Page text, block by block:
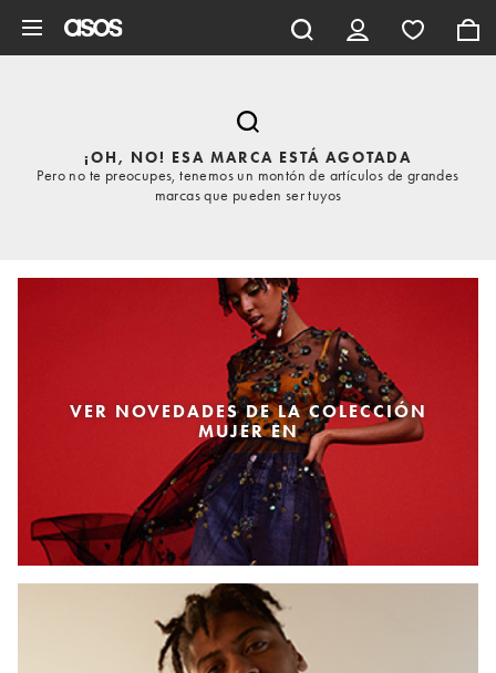
¡OH, NO! ESA MARCA ESTÁ AGOTADA
Pero no te preocupes, tenemos un montón de artículos de grandes
marcas que pueden ser tuyos
VER NOVEDADES DE LA COLECCIÓN
MUJER EN